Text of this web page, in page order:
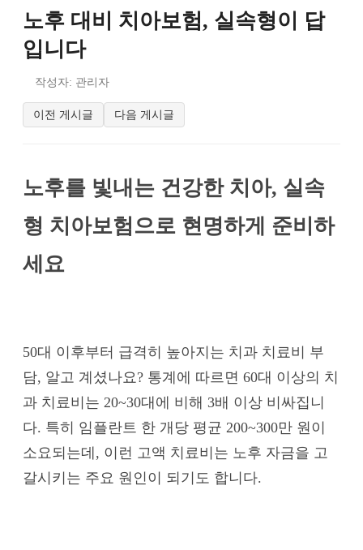
노후 대비 치아보험, 실속형이 답
입니다
작성자: 관리자
이전 게시글 다음 게시글
노후를 빛내는 건강한 치아, 실속
형 치아보험으로 현명하게 준비하
세요
50대 이후부터 급격히 높아지는 치과 치료비 부
담, 알고 계셨나요? 통계에 따르면 60대 이상의 치
과 치료비는 20~30대에 비해 3배 이상 비싸집니
다. 특히 임플란트 한 개당 평균 200~300만 원이
소요되는데, 이런 고액 치료비는 노후 자금을 고
갈시키는 주요 원인이 되기도 합니다.